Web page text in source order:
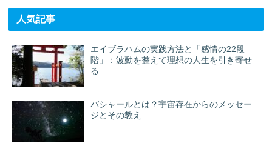
人気記事
エイブラハムの実践方法と「感情の22段
階」：波動を整えて理想の人生を引き寄せ
る
バシャールとは？宇宙存在からのメッセー
ジとその教え